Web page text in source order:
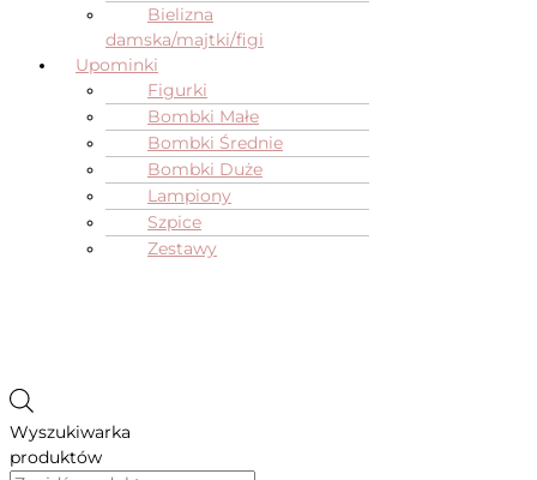
Bielizna
damska/majtki/figi
Upominki
Figurki
Bombki Małe
Bombki Średnie
Bombki Duże
Lampiony
Szpice
Zestawy
Wyszukiwarka
produktów